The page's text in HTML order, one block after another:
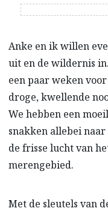
Anke en ik willen
uit en de wildernis
een paar weken
droge, kwellende
We hebben een
snakken allebei
de frisse lucht van
merengebied.
Met de sleutels van